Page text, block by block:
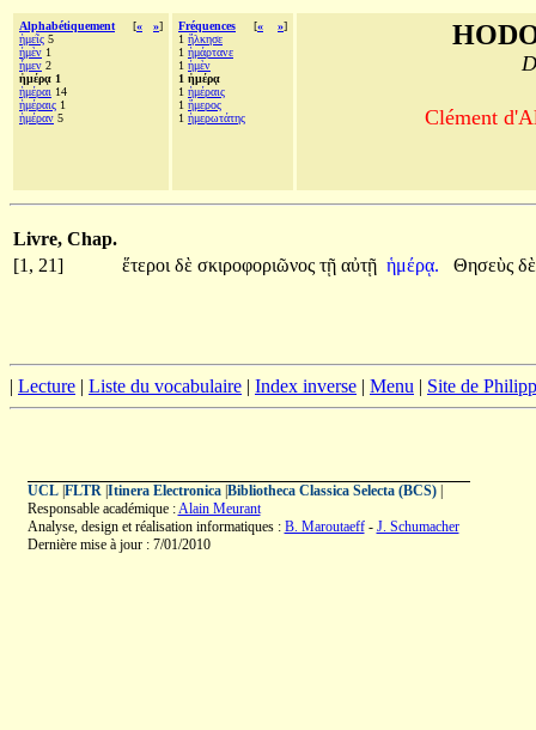
Alphabétiquement [« »]
ἡμεῖς 5
ἠμὲν 1
ἦμεν 2
ἡμέρᾳ 1
ἡμέραι 14
ἡμέραις 1
ἡμέραν 5
Fréquences [« »]
1 ἥλκησε
1 ἡμάρτανε
1 ἠμὲν
1 ἡμέρᾳ
1 ἡμέραις
1 ἥμερος
1 ἡμερωτάτης Clément
Livre, Chap.
[1, 21]
ἕτεροι δὲ σκιροφοριῶνος τῇ αὐτῇ ἡμέρᾳ. Θησεὺς
| Lecture | Liste du vocabulaire | Index inverse | Menu | Site de
UCL| FLTR| Itinera Electronica| Bibliotheca Classica Selecta (BCS)|
Responsable académique :Alain Meurant
Analyse, design et réalisation informatiques : B. Maroutaeff- J. Schumacher
Dernière mise à jour : 7/01/2010